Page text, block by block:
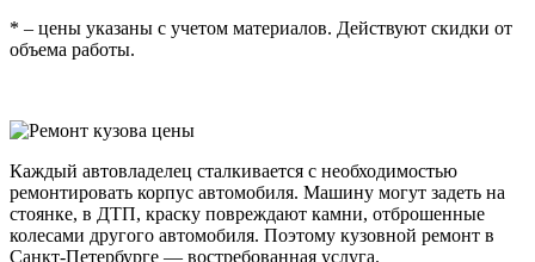
* – цены указаны с учетом материалов. Действуют скидки от
объема работы.
Каждый автовладелец сталкивается с необходимостью
ремонтировать корпус автомобиля. Машину могут задеть на
стоянке, в ДТП, краску повреждают камни, отброшенные
колесами другого автомобиля. Поэтому кузовной ремонт в
Санкт-Петербурге — востребованная услуга.